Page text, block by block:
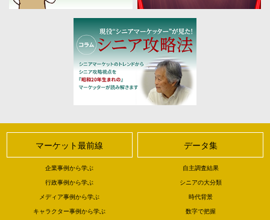
マーケット最前線
企業事例から学ぶ
行政事例から学ぶ
メディア事例から学ぶ
キャラクター事例から学ぶ
データ集
自主調査結果
シニアの大分類
時代背景
数字で把握